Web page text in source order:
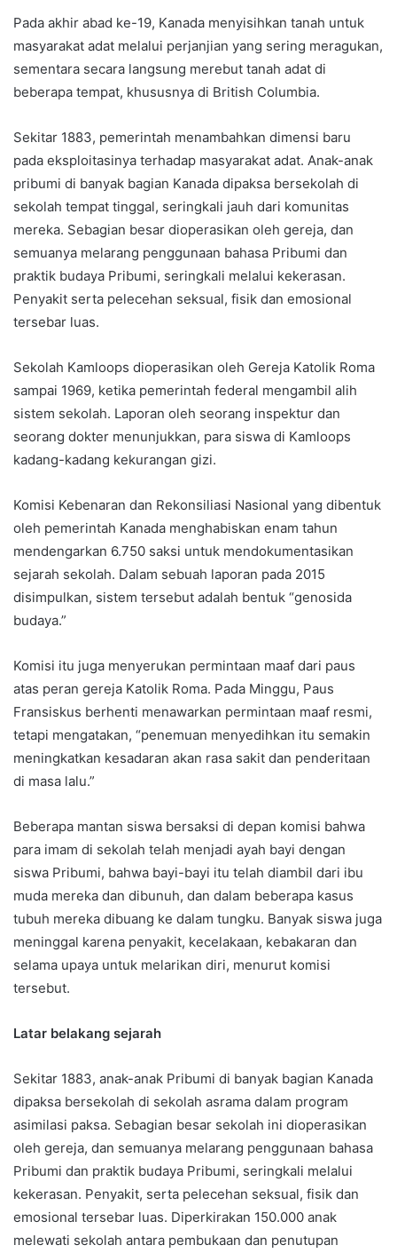
Pada akhir abad ke-19, Kanada menyisihkan tanah untuk
masyarakat adat melalui perjanjian yang sering meragukan,
sementara secara langsung merebut tanah adat di
beberapa tempat, khususnya di British Columbia.
Sekitar 1883, pemerintah menambahkan dimensi baru
pada eksploitasinya terhadap masyarakat adat. Anak-anak
pribumi di banyak bagian Kanada dipaksa bersekolah di
sekolah tempat tinggal, seringkali jauh dari komunitas
mereka. Sebagian besar dioperasikan oleh gereja, dan
semuanya melarang penggunaan bahasa Pribumi dan
praktik budaya Pribumi, seringkali melalui kekerasan.
Penyakit serta pelecehan seksual, fisik dan emosional
tersebar luas.
Sekolah Kamloops dioperasikan oleh Gereja Katolik Roma
sampai 1969, ketika pemerintah federal mengambil alih
sistem sekolah. Laporan oleh seorang inspektur dan
seorang dokter menunjukkan, para siswa di Kamloops
kadang-kadang kekurangan gizi.
Komisi Kebenaran dan Rekonsiliasi Nasional yang dibentuk
oleh pemerintah Kanada menghabiskan enam tahun
mendengarkan 6.750 saksi untuk mendokumentasikan
sejarah sekolah. Dalam sebuah laporan pada 2015
disimpulkan, sistem tersebut adalah bentuk “genosida
budaya.”
Komisi itu juga menyerukan permintaan maaf dari paus
atas peran gereja Katolik Roma. Pada Minggu, Paus
Fransiskus berhenti menawarkan permintaan maaf resmi,
tetapi mengatakan, “penemuan menyedihkan itu semakin
meningkatkan kesadaran akan rasa sakit dan penderitaan
di masa lalu.”
Beberapa mantan siswa bersaksi di depan komisi bahwa
para imam di sekolah telah menjadi ayah bayi dengan
siswa Pribumi, bahwa bayi-bayi itu telah diambil dari ibu
muda mereka dan dibunuh, dan dalam beberapa kasus
tubuh mereka dibuang ke dalam tungku. Banyak siswa juga
meninggal karena penyakit, kecelakaan, kebakaran dan
selama upaya untuk melarikan diri, menurut komisi
tersebut.
Latar belakang sejarah
Sekitar 1883, anak-anak Pribumi di banyak bagian Kanada
dipaksa bersekolah di sekolah asrama dalam program
asimilasi paksa. Sebagian besar sekolah ini dioperasikan
oleh gereja, dan semuanya melarang penggunaan bahasa
Pribumi dan praktik budaya Pribumi, seringkali melalui
kekerasan. Penyakit, serta pelecehan seksual, fisik dan
emosional tersebar luas. Diperkirakan 150.000 anak
melewati sekolah antara pembukaan dan penutupan